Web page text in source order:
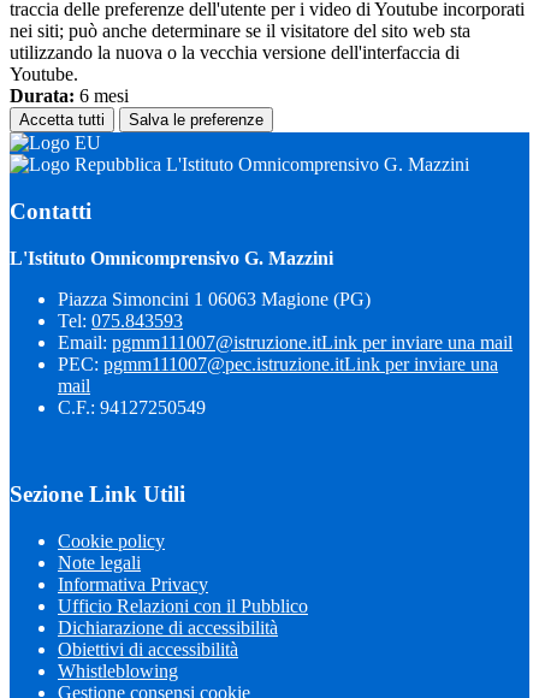
traccia delle preferenze dell'utente per i video di Youtube incorporati
nei siti; può anche determinare se il visitatore del sito web sta
utilizzando la nuova o la vecchia versione dell'interfaccia di
Youtube.
Durata: 6 mesi
Accetta tutti Salva le preferenze
L'Istituto Omnicomprensivo G. Mazzini
Contatti
L'Istituto Omnicomprensivo G. Mazzini
Piazza Simoncini 1 06063 Magione (PG)
Tel: 075.843593
Email: pgmm111007@istruzione.itLink per inviare una mail
PEC: pgmm111007@pec.istruzione.itLink per inviare una
mail
C.F.: 94127250549
Sezione Link Utili
Cookie policy
Note legali
Informativa Privacy
Ufficio Relazioni con il Pubblico
Dichiarazione di accessibilità
Obiettivi di accessibilità
Whistleblowing
Gestione consensi cookie